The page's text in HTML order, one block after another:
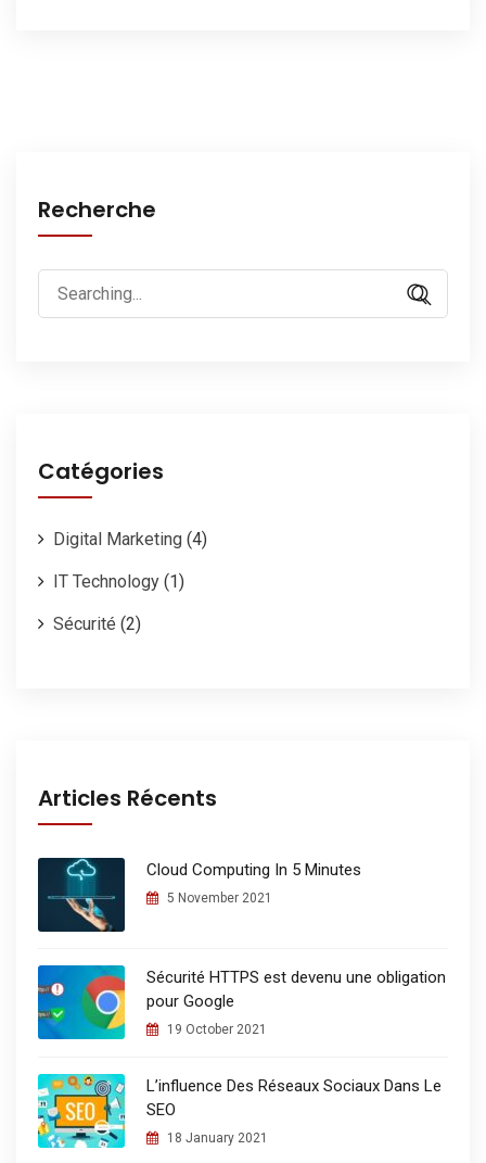
Recherche
Search
for:
Catégories
Digital Marketing (4)
IT Technology (1)
Sécurité (2)
Articles Récents
Cloud Computing In 5 Minutes
5 November 2021
Sécurité HTTPS est devenu une obligation
pour Google
19 October 2021
L’influence Des Réseaux Sociaux Dans Le
SEO
18 January 2021